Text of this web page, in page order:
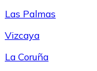
Las Palmas
Vizcaya
La Coruña